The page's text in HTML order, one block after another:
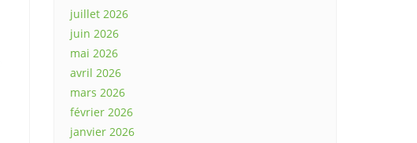
juillet 2026
juin 2026
mai 2026
avril 2026
mars 2026
février 2026
janvier 2026